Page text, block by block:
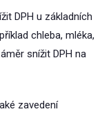
DPH u základních
chleba, mléka,
snížit DPH na
zavedení